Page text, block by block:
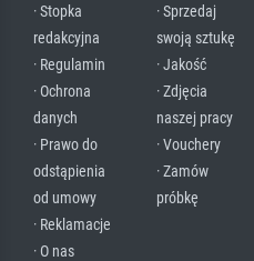
· Stopka
redakcyjna
· Regulamin
· Ochrona
danych
· Prawo do
odstąpienia
od umowy
· Reklamacje
· O nas
· Sprzedaj
swoją sztukę
· Jakość
· Zdjęcia
naszej pracy
· Vouchery
· Zamów
próbkę